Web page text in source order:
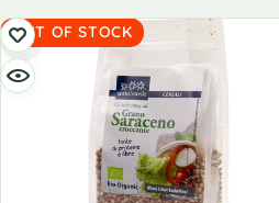
OUT OF STOCK